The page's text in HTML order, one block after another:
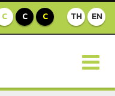
TH EN
C C C